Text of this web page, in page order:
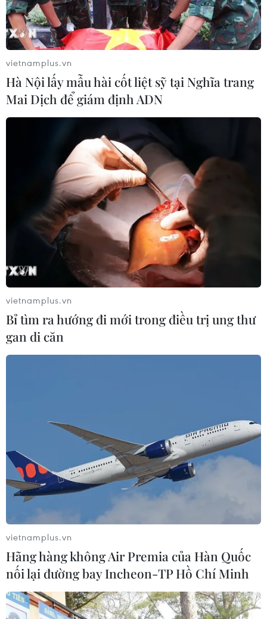
Tiêu diệt IS trong một sớm một chiều là
mục tiêu quá tham vọng
15/09/2014 02:40
Mặc dù ngọn cờ chống khủng bố của Mỹ quy tụ được
khá đông đảo các nước đồng minh, song không có gì
đảm bảo rằng cuộc chiến chống lại IS sẽ sớm mang lại
kết quả.
vietnamplus.vn
Hà Nội lấy mẫu hài cốt liệt sỹ tại Nghĩa trang
Mai Dịch để giám định ADN
vietnamplus.vn
Bỉ tìm ra hướng đi mới trong điều trị ung thư
gan di căn
vietnamplus.vn
Hãng hàng không Air Premia của Hàn Quốc
nối lại đường bay Incheon-TP Hồ Chí Minh